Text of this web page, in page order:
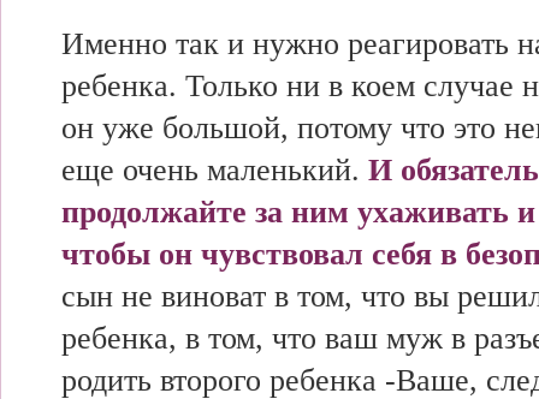
Именно так и нужно реагировать
ребенка. Только ни в коем случае
он уже большой, потому что это
еще очень маленький. И
продолжайте за ним ухаживать
чтобы он чувствовал себя в
сын не виноват в том, что вы
ребенка, в том, что ваш муж в
родить второго ребенка -Ваше,